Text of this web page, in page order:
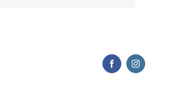
FacebookInstagram